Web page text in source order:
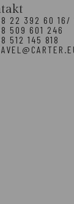
22 392 60 16/
509 601 246
512 145 818